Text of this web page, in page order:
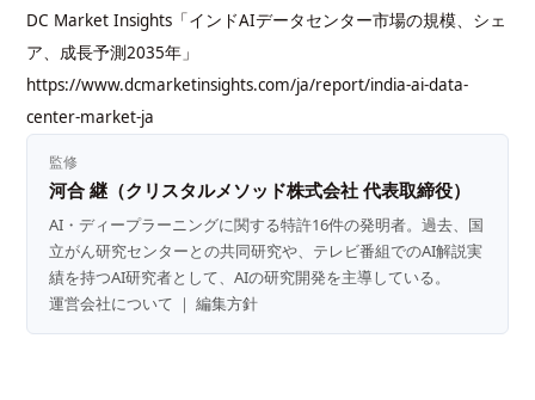
DC Market Insights「インドAIデータセンター市場の規模、シェ
ア、成長予測2035年」
https://www.dcmarketinsights.com/ja/report/india-ai-data-
center-market-ja
監修
河合 継（クリスタルメソッド株式会社 代表取締役）
AI・ディープラーニングに関する特許16件の発明者。過去、国
立がん研究センターとの共同研究や、テレビ番組でのAI解説実
績を持つAI研究者として、AIの研究開発を主導している。
運営会社について ｜編集方針